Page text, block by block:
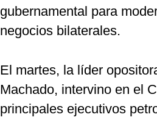
gubernamental para
negocios bilaterales.
El martes, la líder
Machado, intervino en el
principales ejecutivos